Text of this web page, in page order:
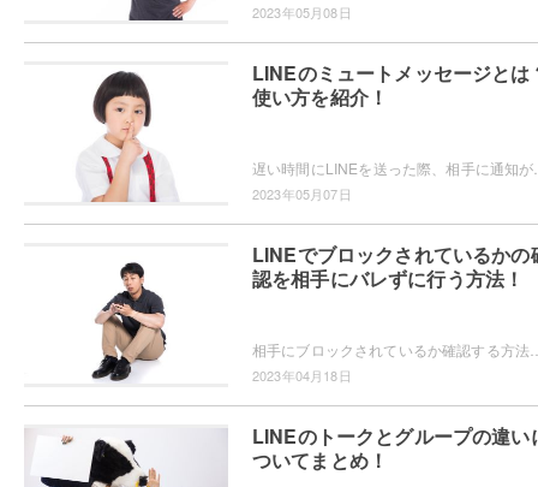
2023年05月08日
LINEのミュートメッセージとは
使い方を紹介！
2023年05月07日
LINEでブロックされているかの
認を相手にバレずに行う方法！
2023年04月18日
LINEのトークとグループの違い
ついてまとめ！